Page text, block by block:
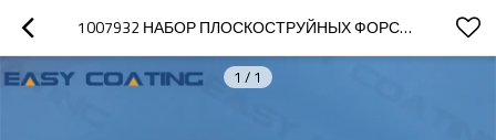
1007932 НАБОР ПЛОСКОСТРУЙНЫХ ФОРСУНОК ДЛЯ ОКРАСОЧНЫХ ПИСТОЛЕТОВ OPTI, ПОЛНАЯ ЗАМЕНА NF21
1 / 1